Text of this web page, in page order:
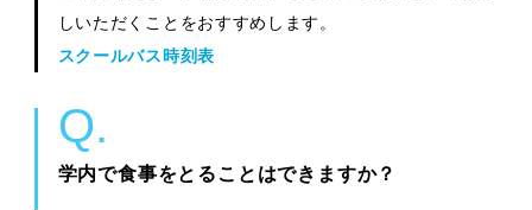
しいただくことをおすすめします。
スクールバス時刻表
学内で食事をとることはできますか？